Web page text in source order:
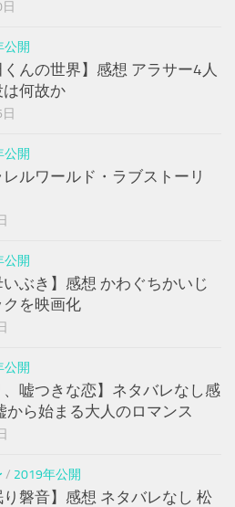
公開
んの世界】感想 アラサー4人
何故か
公開
ルワールド・ラブストーリ
公開
ぶき】感想 かわぐちかいじ
を映画化
公開
嘘つきな恋】ネタバレなし感
から始まる大人のロマンス
/ 2019年公開
磐音】感想 ネタバレなし 松